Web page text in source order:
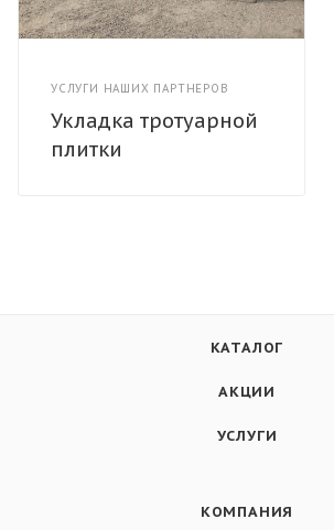
УСЛУГИ НАШИХ ПАРТНЕРОВ
Укладка тротуарной
плитки
КАТАЛОГ
АКЦИИ
УСЛУГИ
КОМПАНИЯ